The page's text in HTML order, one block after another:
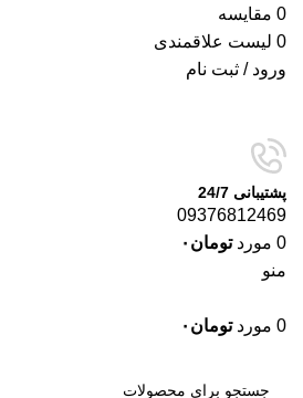
0 مقایسه
0 لیست علاقمندی
ورود / ثبت نام
پشتیبانی 24/7
09376812469
0 مورد تومان ۰
منو
0 مورد تومان ۰